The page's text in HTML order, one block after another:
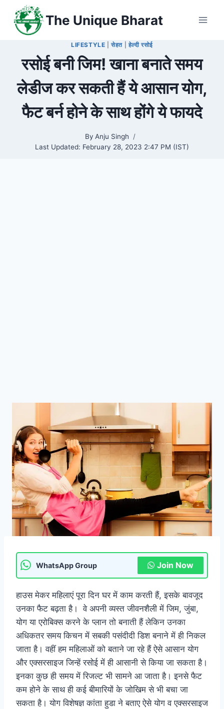
content
The Unique Bharat
LIFESTYLE |सेहत| हेल्दी रसोई
रसोई बनी जिम! खाना बनाते समय
लेडीज कर सकती हैं ये आसान योग,
फैट बर्न होने के साथ होंगे ये फायदे
By Anju Singh
Last Updated: February 28, 2023 2:47 PM (IST)
WhatsApp Group Join Now
हाउस मेकर महिलाएं पूरा दिन घर में काम करती हैं, इसके बावजूद
उनका फैट बढ़ता है। वे अपनी व्यस्त जीवनशैली में जिम, जुंबा,
योग या एरोबिक्स करने के प्लान तो बनाती हैं लेकिन उनका
अधिकतर समय किचन में सबकी पसंदीदी डिश बनाने में ही निकल
जाता है। वहीं हम महिलाओं को बताने जा रहे हैं ऐसे आसान योग
और एक्सरसाइज जिन्हें रसोई में ही आसानी से किया जा सकता है।
इनका कुछ ही समय में रिजल्ट भी सामने आ जाता है। इनसे फैट
कम होने के साथ ही कई बीमारियों के जोखिम से भी बचा जा
सकता है। योग विशेषज्ञ कांता हुडा ने बताए ऐसे योग व एक्सरसाइज